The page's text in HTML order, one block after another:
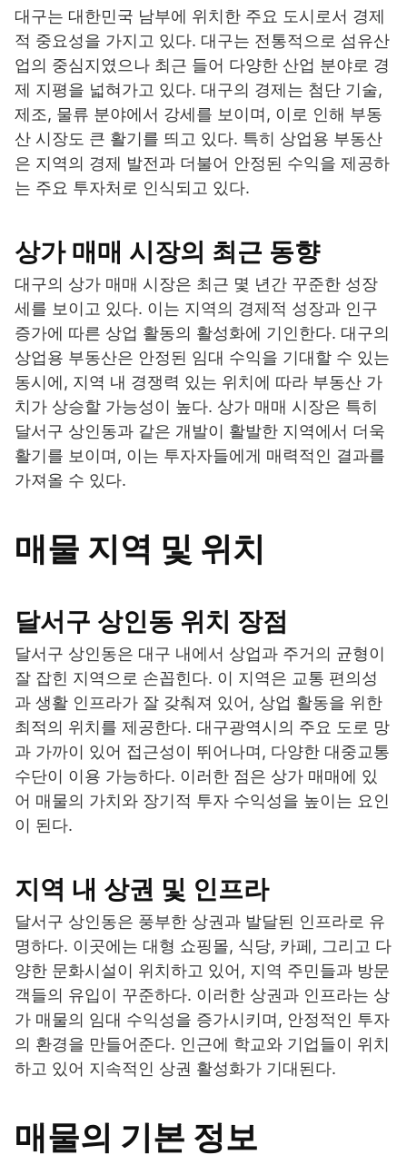
대구는 대한민국 남부에 위치한 주요 도시로서 경제
적 중요성을 가지고 있다. 대구는 전통적으로 섬유산
업의 중심지였으나 최근 들어 다양한 산업 분야로 경
제 지평을 넓혀가고 있다. 대구의 경제는 첨단 기술,
제조, 물류 분야에서 강세를 보이며, 이로 인해 부동
산 시장도 큰 활기를 띄고 있다. 특히 상업용 부동산
은 지역의 경제 발전과 더불어 안정된 수익을 제공하
는 주요 투자처로 인식되고 있다.
상가 매매 시장의 최근 동향
대구의 상가 매매 시장은 최근 몇 년간 꾸준한 성장
세를 보이고 있다. 이는 지역의 경제적 성장과 인구
증가에 따른 상업 활동의 활성화에 기인한다. 대구의
상업용 부동산은 안정된 임대 수익을 기대할 수 있는
동시에, 지역 내 경쟁력 있는 위치에 따라 부동산 가
치가 상승할 가능성이 높다. 상가 매매 시장은 특히
달서구 상인동과 같은 개발이 활발한 지역에서 더욱
활기를 보이며, 이는 투자자들에게 매력적인 결과를
가져올 수 있다.
매물 지역 및 위치
달서구 상인동 위치 장점
달서구 상인동은 대구 내에서 상업과 주거의 균형이
잘 잡힌 지역으로 손꼽힌다. 이 지역은 교통 편의성
과 생활 인프라가 잘 갖춰져 있어, 상업 활동을 위한
최적의 위치를 제공한다. 대구광역시의 주요 도로 망
과 가까이 있어 접근성이 뛰어나며, 다양한 대중교통
수단이 이용 가능하다. 이러한 점은 상가 매매에 있
어 매물의 가치와 장기적 투자 수익성을 높이는 요인
이 된다.
지역 내 상권 및 인프라
달서구 상인동은 풍부한 상권과 발달된 인프라로 유
명하다. 이곳에는 대형 쇼핑몰, 식당, 카페, 그리고 다
양한 문화시설이 위치하고 있어, 지역 주민들과 방문
객들의 유입이 꾸준하다. 이러한 상권과 인프라는 상
가 매물의 임대 수익성을 증가시키며, 안정적인 투자
의 환경을 만들어준다. 인근에 학교와 기업들이 위치
하고 있어 지속적인 상권 활성화가 기대된다.
매물의 기본 정보